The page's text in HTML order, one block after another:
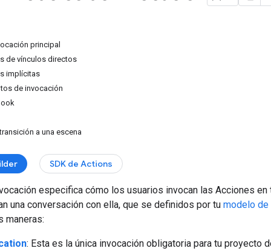
principal
de vínculos directos
implícitas
de invocación
a una escena
SDK de Actions
especifica cómo los usuarios invocan las Acciones
una conversación con ella, que se definidos por tu modelo de
maneras:
: Esta es la única invocación obligatoria para tu proyecto